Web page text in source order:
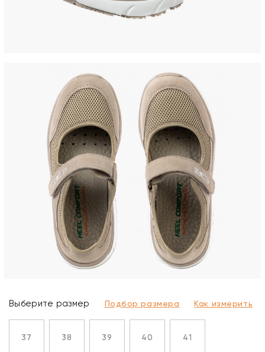
Выберите размер Подбор размера Как измерить
37 38 39 40 41